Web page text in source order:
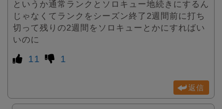
というか通常ランクとソロキュー地続きにするん
じゃなくてランクをシーズン終了2週間前に打ち
切って残りの2週間をソロキューとかにすればい
いのに
11 1
返信